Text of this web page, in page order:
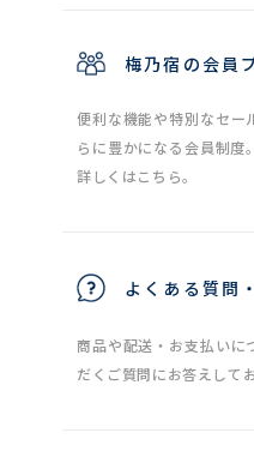
梅乃宿の会員
便利な機能や特別なセー
らに豊かになる会員制度
詳しくはこちら。
よくある質問
商品や配送・お支払いに
だくご質問にお答えしてお